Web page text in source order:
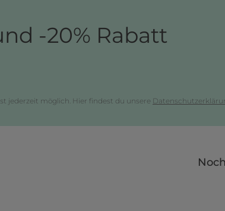
-20% Rabatt
jederzeit möglich. Hier findest du unsere